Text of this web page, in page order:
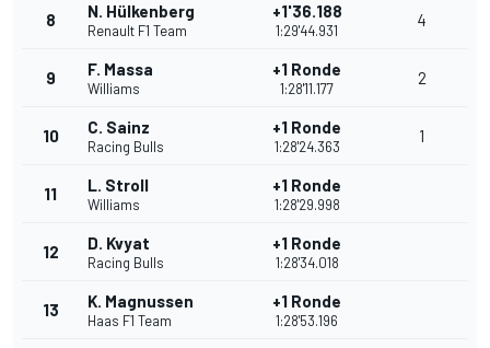
8 N. Hülkenberg
Renault F1 Team
+1'36.188
1:29'44.931
4
9 F. Massa
Williams
+1 Ronde
1:28'11.177
2
10 C. Sainz
Racing Bulls
+1 Ronde
1:28'24.363
1
11 L. Stroll
Williams
+1 Ronde
1:28'29.998
12 D. Kvyat
Racing Bulls
+1 Ronde
1:28'34.018
13 K. Magnussen
Haas F1 Team
+1 Ronde
1:28'53.196